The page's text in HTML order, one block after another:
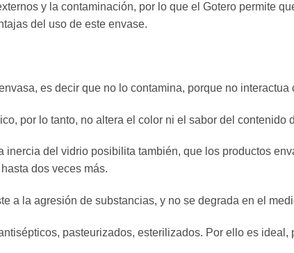
y la contaminación, por lo que el Gotero permite
del uso de este envase.
es decir que no lo contamina, porque no interactua
por lo tanto, no altera el color ni el sabor del contenido
inercia del vidrio posibilita también, que los productos
dos veces más.
a la agresión de substancias, y no se degrada en el
pasteurizados, esterilizados. Por ello es ideal,